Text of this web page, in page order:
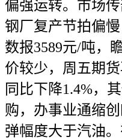
偏强运转。市场
钢厂复产节拍偏
数报3589元/吨，
价较少，周五期
同比下降1.4%，
购，办事业通缩
弹幅度大于汽油